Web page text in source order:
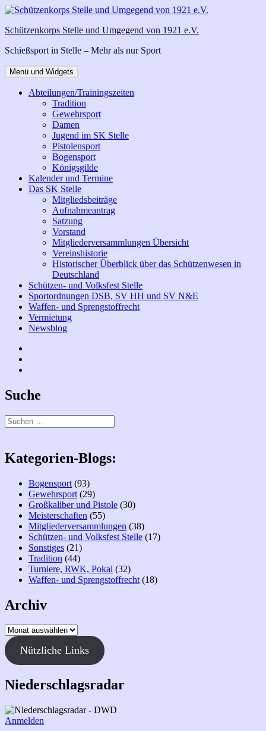
Zum
springen
Schützenkorps Stelle und Umgegend von 1921 e.V.
Schießsport in Stelle – Mehr als nur Sport
Menü und Widgets
Abteilungen/Trainingszeiten
Tradition
Gewehrsport
Damen
Jugend im SK Stelle
Pistolensport
Bogensport
Königsgilde
Kalender und Termine
Das SK Stelle
Mitgliedsbeiträge
Aufnahmeantrag
Satzung
Vorstand
Mitgliederversammlungen Übersicht
Vereinshistorie
Historischer Überblick über das Schützenwesen in
Deutschland
Schützen- und Volksfest Stelle
Sportordnungen DSB, SV HH und SV N&E
Waffen- und Sprengstoffrecht
Vermietung
Newsblog
Suche
Suchen
nach:
Kategorien-Blogs:
Bogensport (93)
Gewehrsport (29)
Großkaliber und Pistole (30)
Meisterschaften (55)
Mitgliederversammlungen (38)
Schützen- und Volksfest Stelle (17)
Sonstiges (21)
Tradition (44)
Turniere, RWK, Pokal (32)
Waffen- und Sprengstoffrecht (18)
Archiv
Archiv
Nützliche Links
Niederschlagsradar
Anmelden